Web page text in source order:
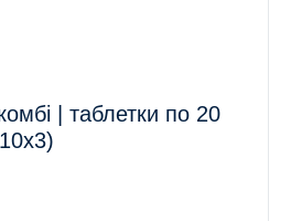
| таблетки по 20